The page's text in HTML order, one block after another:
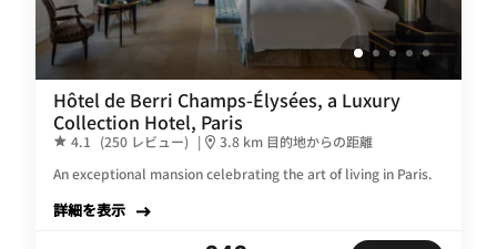
Hôtel de Berri Champs-Élysées, a Luxury
Collection Hotel, Paris
4.1 (250 レビュー) |
3.8 km 目的地からの距離
An exceptional mansion celebrating the art of living in Paris.
詳細を表示